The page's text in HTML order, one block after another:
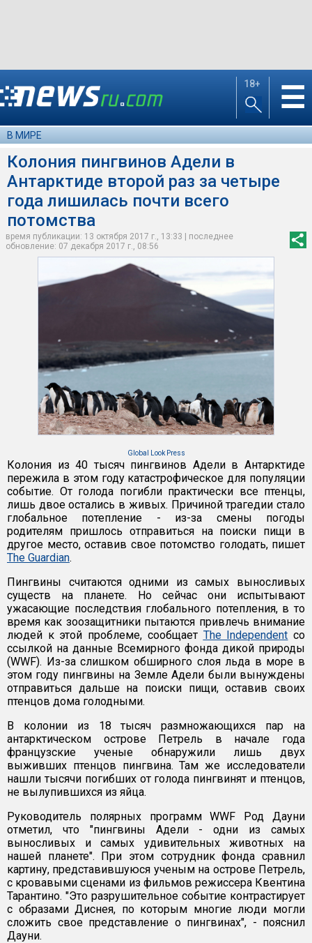
18+ ☰
В МИРЕ
Колония пингвинов Адели в
Антарктиде второй раз за четыре
года лишилась почти всего
потомства
время публикации: 13 октября 2017 г., 13:33 | последнее
обновление: 07 декабря 2017 г., 08:56
Global Look Press
Колония из 40 тысяч пингвинов Адели в Антарктиде
пережила в этом году катастрофическое для популяции
событие. От голода погибли практически все птенцы,
лишь двое остались в живых. Причиной трагедии стало
глобальное потепление - из-за смены погоды
родителям пришлось отправиться на поиски пищи в
другое место, оставив свое потомство голодать, пишет
The Guardian.
Пингвины считаются одними из самых выносливых
существ на планете. Но сейчас они испытывают
ужасающие последствия глобального потепления, в то
время как зоозащитники пытаются привлечь внимание
людей к этой проблеме, сообщает The Independent со
ссылкой на данные Всемирного фонда дикой природы
(WWF). Из-за слишком обширного слоя льда в море в
этом году пингвины на Земле Адели были вынуждены
отправиться дальше на поиски пищи, оставив своих
птенцов дома голодными.
В колонии из 18 тысяч размножающихся пар на
антарктическом острове Петрель в начале года
французские ученые обнаружили лишь двух
выживших птенцов пингвина. Там же исследователи
нашли тысячи погибших от голода пингвинят и птенцов,
не вылупившихся из яйца.
Руководитель полярных программ WWF Род Дауни
отметил, что "пингвины Адели - одни из самых
выносливых и самых удивительных животных на
нашей планете". При этом сотрудник фонда сравнил
картину, представившуюся ученым на острове Петрель,
с кровавыми сценами из фильмов режиссера Квентина
Тарантино. "Это разрушительное событие контрастирует
с образами Диснея, по которым многие люди могли
сложить свое представление о пингвинах", - пояснил
Дауни.